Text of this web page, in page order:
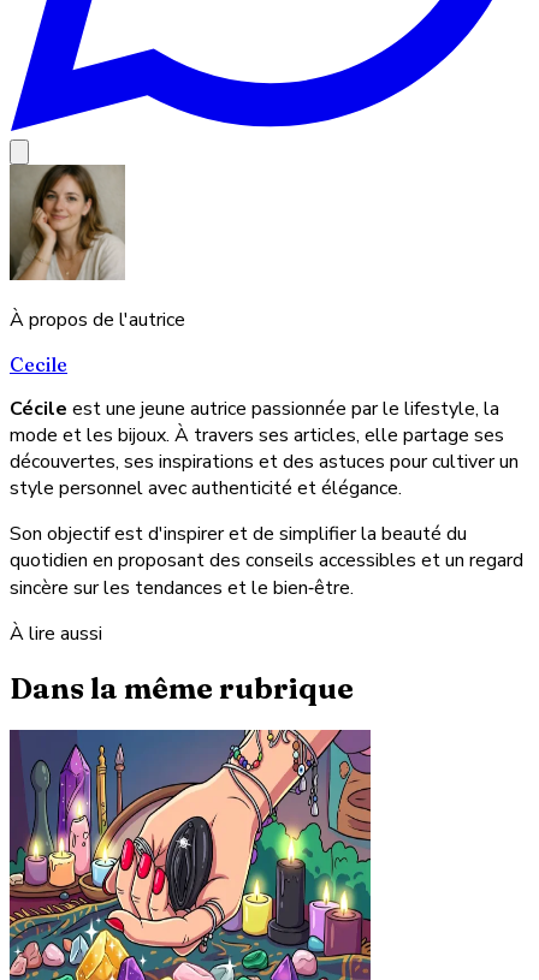
À propos de l'autrice
Cecile
Cécile est une jeune autrice passionnée par le lifestyle, la
mode et les bijoux. À travers ses articles, elle partage ses
découvertes, ses inspirations et des astuces pour cultiver un
style personnel avec authenticité et élégance.
Son objectif est d'inspirer et de simplifier la beauté du
quotidien en proposant des conseils accessibles et un regard
sincère sur les tendances et le bien‑être.
À lire aussi
Dans la même rubrique